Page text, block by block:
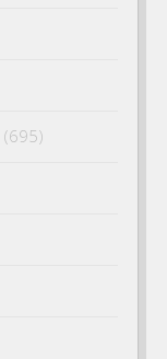
(695)